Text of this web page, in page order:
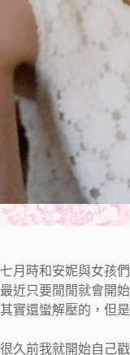
七月時和安妮與女孩
最近只要閒閒就會開
其實還蠻解壓的，但
很久前我就開始自己